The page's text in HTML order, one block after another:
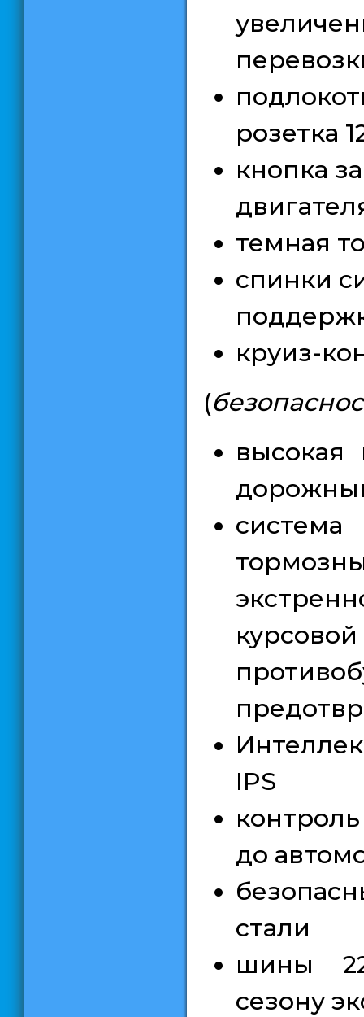
розетка
кнопка
темная
спинки
круиз-
(
высокая
IPS
до
стали
шины
сезону